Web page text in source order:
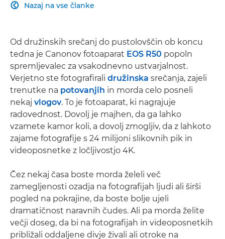
Nazaj na vse članke

Od družinskih srečanj do pustolovščin ob koncu
tedna je Canonov fotoaparat EOS R50 popoln
spremljevalec za vsakodnevno ustvarjalnost.
Verjetno ste fotografirali družinska srečanja, zajeli
trenutke na potovanjih in morda celo posneli
nekaj vlogov. To je fotoaparat, ki nagrajuje
radovednost. Dovolj je majhen, da ga lahko
vzamete kamor koli, a dovolj zmogljiv, da z lahkoto
zajame fotografije s 24 milijoni slikovnih pik in
videoposnetke z ločljivostjo 4K.
Čez nekaj časa boste morda želeli več
zamegljenosti ozadja na fotografijah ljudi ali širši
pogled na pokrajine, da boste bolje ujeli
dramatičnost naravnih čudes. Ali pa morda želite
večji doseg, da bi na fotografijah in videoposnetkih
približali oddaljene divje živali ali otroke na